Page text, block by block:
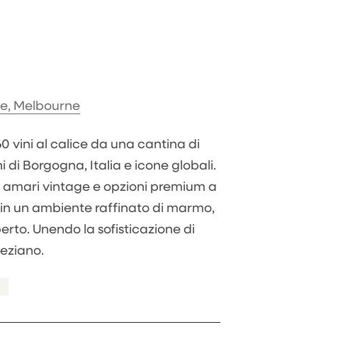
Melbourne
vini al calice da una cantina di
di Borgogna, Italia e icone globali.
amari vintage e opzioni premium a
un ambiente raffinato di marmo,
Unendo la sofisticazione di